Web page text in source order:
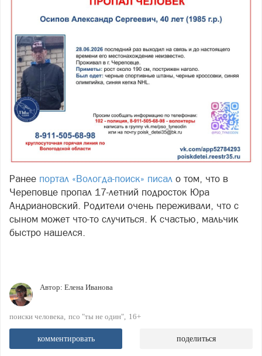
Ранее портал «Вологда-поиск» писал о том, что в
Череповце пропал 17-летний подросток Юра
Андриановский. Родители очень переживали, что с
сыном может что-то случиться. К счастью, мальчик
быстро нашелся.
Автор: Елена Иванова
поиски человека псо "ты не один" 16+
комментировать поделиться